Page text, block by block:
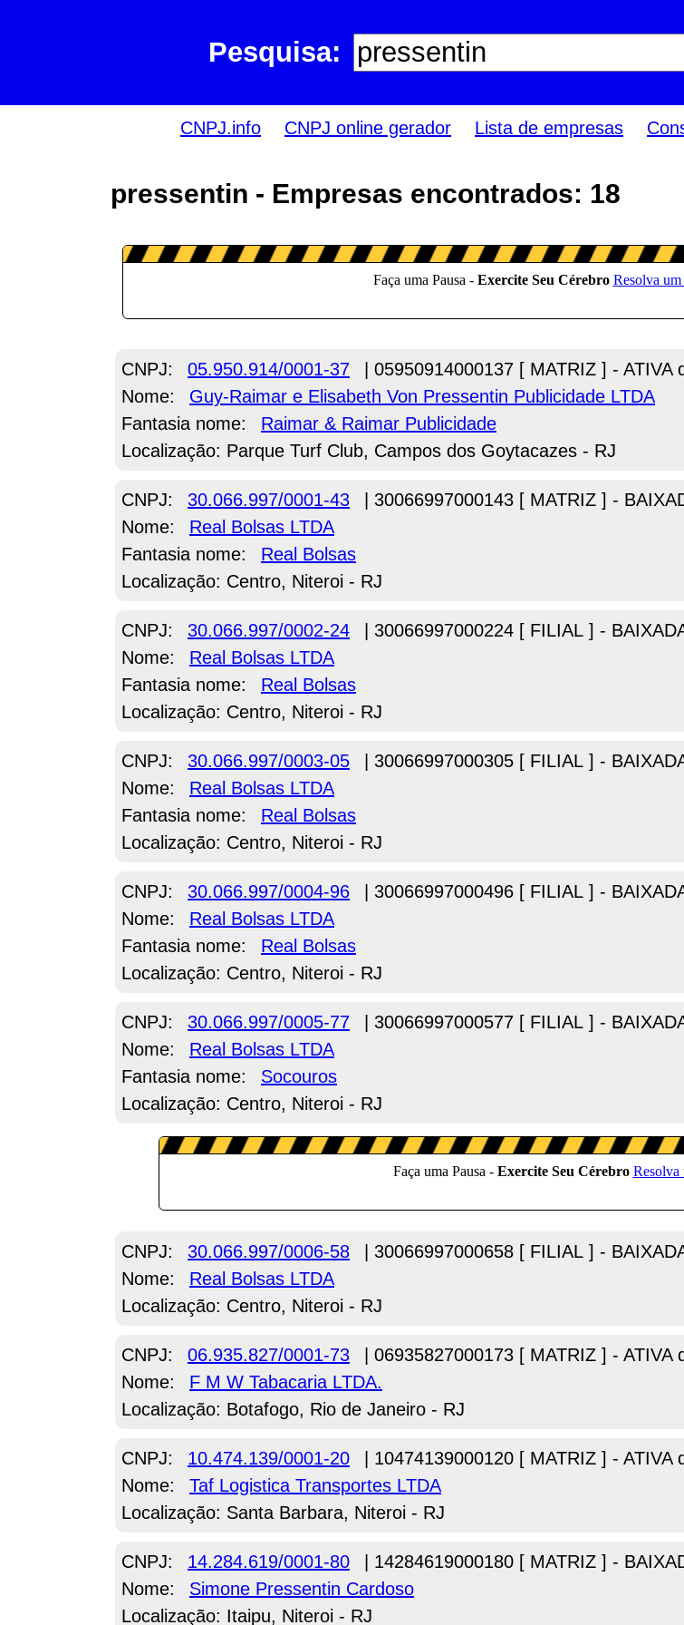
Pesquisa:
CNPJ.info CNPJ online gerador Lista de empresas
pressentin - Empresas encontrados: 18
CNPJ: 05.950.914/0001-37
| 05950914000137 [ MATRIZ ] - ATIVA
Nome:
Guy-Raimar e Elisabeth Von Pressentin Publicidade LTDA
Fantasia nome:
Raimar & Raimar Publicidade
Localização: Parque Turf Club, Campos dos Goytacazes - RJ
CNPJ: 30.066.997/0001-43
| 30066997000143 [ MATRIZ ] -
Nome:
Real Bolsas LTDA
Fantasia nome:
Real Bolsas
Localização: Centro, Niteroi - RJ
CNPJ: 30.066.997/0002-24
| 30066997000224 [ FILIAL ] -
Nome:
Real Bolsas LTDA
Fantasia nome:
Real Bolsas
Localização: Centro, Niteroi - RJ
CNPJ: 30.066.997/0003-05
| 30066997000305 [ FILIAL ] -
Nome:
Real Bolsas LTDA
Fantasia nome:
Real Bolsas
Localização: Centro, Niteroi - RJ
CNPJ: 30.066.997/0004-96
| 30066997000496 [ FILIAL ] -
Nome:
Real Bolsas LTDA
Fantasia nome:
Real Bolsas
Localização: Centro, Niteroi - RJ
CNPJ: 30.066.997/0005-77
| 30066997000577 [ FILIAL ] -
Nome:
Real Bolsas LTDA
Fantasia nome:
Socouros
Localização: Centro, Niteroi - RJ
CNPJ: 30.066.997/0006-58
| 30066997000658 [ FILIAL ] -
Nome:
Real Bolsas LTDA
Localização: Centro, Niteroi - RJ
CNPJ: 06.935.827/0001-73
| 06935827000173 [ MATRIZ ] - ATIVA
Nome:
F M W Tabacaria LTDA.
Localização: Botafogo, Rio de Janeiro - RJ
CNPJ: 10.474.139/0001-20
| 10474139000120 [ MATRIZ ] - ATIVA
Nome:
Taf Logistica Transportes LTDA
Localização: Santa Barbara, Niteroi - RJ
CNPJ: 14.284.619/0001-80
| 14284619000180 [ MATRIZ ] -
Nome:
Simone Pressentin Cardoso
Localização: Itaipu, Niteroi - RJ